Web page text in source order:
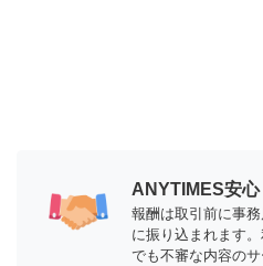
ANYTIMES安
報酬は取引前に事
に振り込まれます
でも不審な内容の